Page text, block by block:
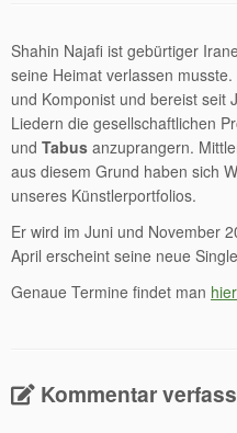
Shahin Najafi ist gebürtiger
seine Heimat verlassen
und Komponist und bereist seit
Liedern die gesellschaftlichen
und Tabus anzuprangern.
aus diesem Grund haben sich
unseres Künstlerportfolios.
Er wird im Juni und November
April erscheint seine neue
Genaue Termine findet man
Kommentar